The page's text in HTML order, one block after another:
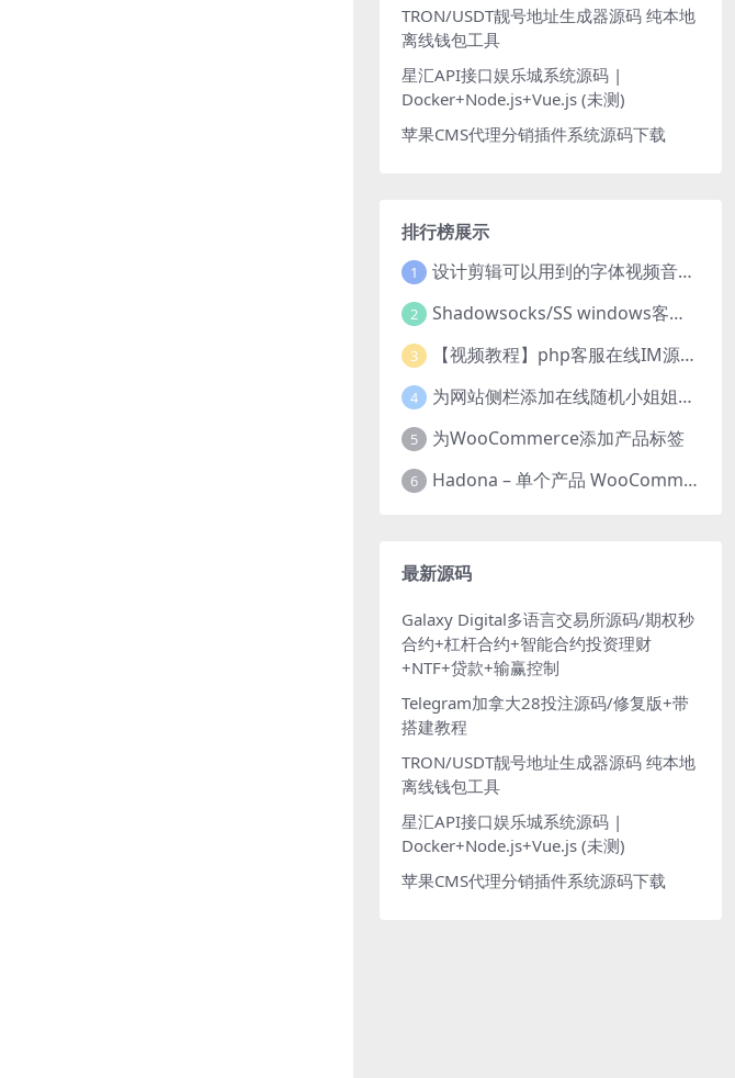
TRON/USDT靓号地址生成器源码 纯本地
离线钱包工具
星汇API接口娱乐城系统源码 |
Docker+Node.js+Vue.js (未测)
苹果CMS代理分销插件系统源码下载
排行榜展示
1 设计剪辑可以用到的字体视频音乐音效素材
2 Shadowsocks/SS windows客户端下载
3 【视频教程】php客服在线IM源码 网页在线客服软件代码
4 为网站侧栏添加在线随机小姐姐视频小功能源码
5 为WooCommerce添加产品标签
6 Hadona – 单个产品 WooCommerce WordPress 主题
最新源码
Galaxy Digital多语言交易所源码/期权秒
合约+杠杆合约+智能合约投资理财
+NTF+贷款+输赢控制
Telegram加拿大28投注源码/修复版+带
搭建教程
TRON/USDT靓号地址生成器源码 纯本地
离线钱包工具
星汇API接口娱乐城系统源码 |
Docker+Node.js+Vue.js (未测)
苹果CMS代理分销插件系统源码下载